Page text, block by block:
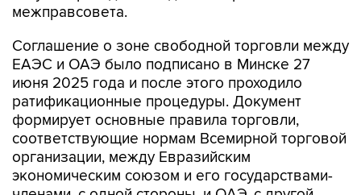
Соглашение о зоне свободной торговли между
июня 2025 года и после этого проходило
ратификационные процедуры. Документ
формирует основные правила торговли,
соответствующие нормам Всемирной торговой
организации, между Евразийским
экономическим союзом и его государствами-
членами, с одной стороны, и ОАЭ, с другой
стороны и предусматривает дополнительную